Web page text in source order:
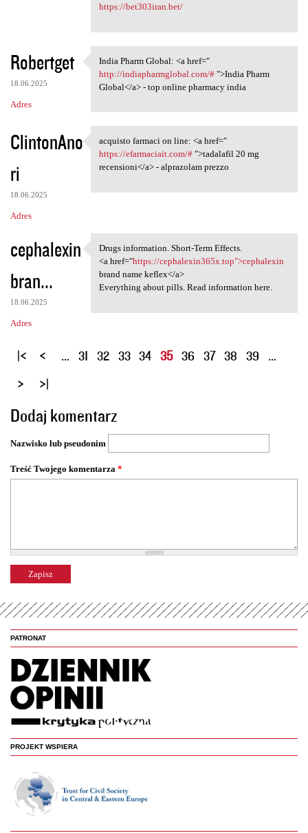
https://bet303iran.bet/
Robertget
18.06.2025
Adres
India Pharm Global: <a href="
India Pharm Global: <a href="
http://indiapharmglobal.com/#">India Pharm
Global</a> - top online pharmacy india
ClintonAno
ri
18.06.2025
Adres
acquisto farmaci on line: <a
acquisto farmaci on line: <a href="
https://efarmaciait.com/#">tadalafil 20 mg
recensioni</a> - alprazolam prezzo
cephalexin
bran...
18.06.2025
Adres
Drugs information. Short-Term
Drugs information. Short-Term Effects.
<a href="https://cephalexin365x.top">cephalexin
brand name keflex</a>
Everything about pills. Read information here.
S
o
n
y
… 31 32 33 34 35 36 37 38 39 …
Dodaj komentarz
Nazwisko lub pseudonim
Treść Twojego komentarza *
PATRONAT
PROJEKT WSPIERA